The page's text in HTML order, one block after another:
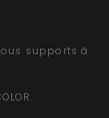
supports à
.